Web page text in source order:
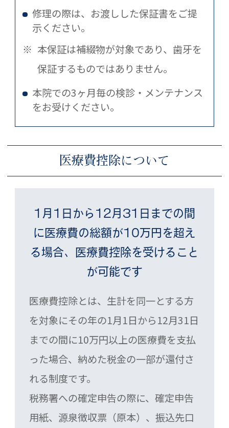
修理の際は、お渡しした保証書をご提
示ください。
※ 本保証は補綴物が対象であり、歯牙を
保証するものではありません。
本院での3ヶ月毎の検診・メンテナンス
をお受けください。
医療費控除について
1月1日から12月31日までの間
に 医療費の総額が10万円を超え
る場合、
医療費控除を受けること
が可能です
医療費控除とは、生計を同一とする方
を対象にその年の1月1日から12月31日
までの間に10万円以上の医療費を支払
った場合、納めた税金の一部が還付さ
れる制度です。
税務署への確定申告の際に、確定申告
用紙、源泉徴収票（原本）、振込先口